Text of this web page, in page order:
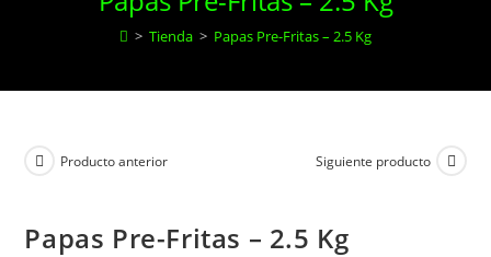
> Tienda > Papas Pre-Fritas – 2.5 Kg
Producto anterior Siguiente producto
Papas Pre-Fritas – 2.5 Kg